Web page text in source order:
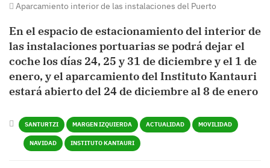
Aparcamiento interior de las instalaciones del Puerto
En el espacio de estacionamiento del interior de
las instalaciones portuarias se podrá dejar el
coche los días 24, 25 y 31 de diciembre y el 1 de
enero, y el aparcamiento del Instituto Kantauri
estará abierto del 24 de diciembre al 8 de enero
SANTURTZI MARGEN IZQUIERDA ACTUALIDAD MOVILIDAD
NAVIDAD INSTITUTO KANTAURI